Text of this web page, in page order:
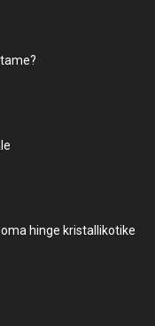
hinge kristallikotike